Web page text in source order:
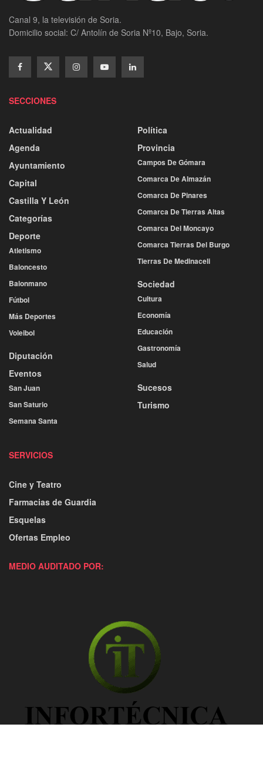
Canal 9, la televisión de Soria.
Domicilio social: C/ Antolín de Soria Nº10, Bajo, Soria.
SECCIONES
Actualidad
Agenda
Ayuntamiento
Capital
Castilla Y León
Categorías
Deporte
Atletismo
Baloncesto
Balonmano
Fútbol
Más Deportes
Voleibol
Diputación
Eventos
San Juan
San Saturio
Semana Santa
Política
Provincia
Campos De Gómara
Comarca De Almazán
Comarca De Pinares
Comarca De Tierras Altas
Comarca Del Moncayo
Comarca Tierras Del Burgo
Tierras De Medinaceli
Sociedad
Cultura
Economía
Educación
Gastronomía
Salud
Sucesos
Turismo
SERVICIOS
Cine y Teatro
Farmacias de Guardia
Esquelas
Ofertas Empleo
MEDIO AUDITADO POR: